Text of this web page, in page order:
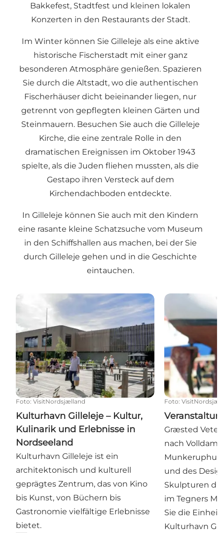
Bakkefest, Stadtfest und kleinen lokalen
Konzerten in den Restaurants der Stadt.
Im Winter können Sie Gilleleje als eine aktive
historische Fischerstadt mit einer ganz
besonderen Atmosphäre genießen. Spazieren
Sie durch die Altstadt, wo die authentischen
Fischerhäuser dicht beieinander liegen, nur
getrennt von gepflegten kleinen Gärten und
Steinmauern. Besuchen Sie auch die Gilleleje
Kirche, die eine zentrale Rolle in den
dramatischen Ereignissen im Oktober 1943
spielte, als die Juden fliehen mussten, als die
Gestapo ihren Versteck auf dem
Kirchendachboden entdeckte.
In Gilleleje können Sie auch mit den Kindern
eine rasante kleine Schatzsuche vom Museum
in den Schiffshallen aus machen, bei der Sie
durch Gilleleje gehen und in die Geschichte
eintauchen.
Kulturhavn Gilleleje – Kultur, Kulinarik und
Foto: VisitNordsjælland
Kulturhavn Gilleleje – Kultur,
Kulinarik und Erlebnisse in
Nordseeland
Kulturhavn Gilleleje ist ein
architektonisch und kulturell
geprägtes Zentrum, das von Kino
bis Kunst, von Büchern bis
Gastronomie vielfältige Erlebnisse
bietet.
Foto:
Græsted
nach
und des
Skulpturen
im Tegners
Sie die
Kulturhavn